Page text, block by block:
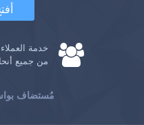
خدمة العملاء
من جميع
: مُستضاف